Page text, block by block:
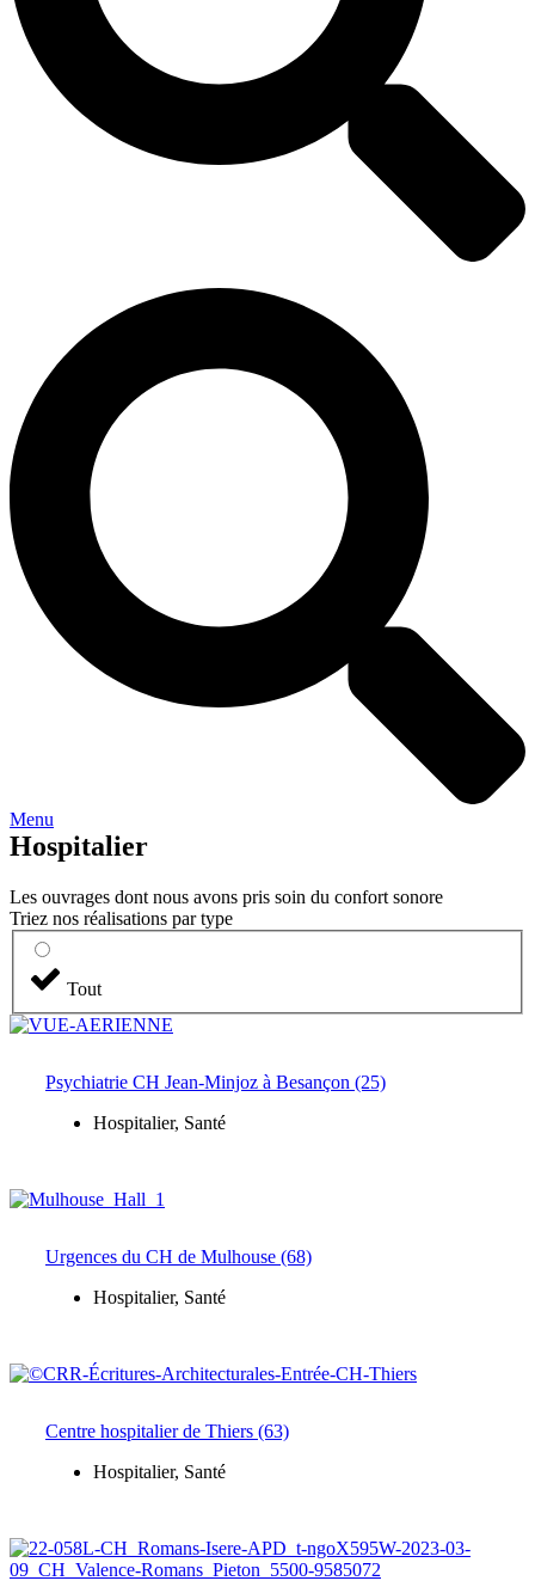
Menu
Hospitalier
Les ouvrages dont nous avons pris soin du confort sonore
Triez nos réalisations par type
Tout
Psychiatrie CH Jean-Minjoz à Besançon (25)
Hospitalier, Santé
Urgences du CH de Mulhouse (68)
Hospitalier, Santé
Centre hospitalier de Thiers (63)
Hospitalier, Santé